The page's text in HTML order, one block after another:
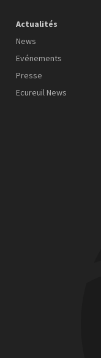
Actualités
News
Evénements
Presse
Ecureuil News